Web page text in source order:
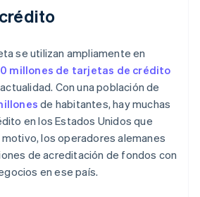
se utilizan ampliamente en
millones de tarjetas de crédito
Con una población de
de habitantes, hay muchas
en los Estados Unidos que
los operadores alemanes
de acreditación de fondos con
en ese país.